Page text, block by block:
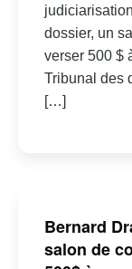
dossier, un
verser 500 $
Tribunal des
[…]
Bernard
salon de